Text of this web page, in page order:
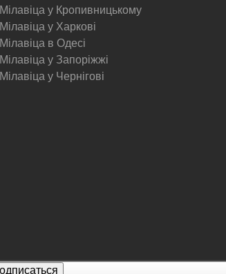
Мілавіца у Кропивницькому
Мілавіца у Харкові
Мілавіца в Одесі
Мілавіца у Запоріжжі
Мілавіца у Чернігові